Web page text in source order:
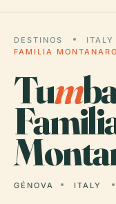
DESTINOS ITALY
FAMILIA MONTANARO
Tum
GÉNOVA ITALY